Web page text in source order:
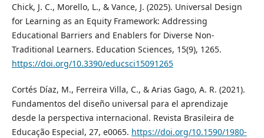
Chick, J. C., Morello, L., & Vance, J. (2025). Universal Design
for Learning as an Equity Framework: Addressing
Educational Barriers and Enablers for Diverse Non-
Traditional Learners. Education Sciences, 15(9), 1265.
https://doi.org/10.3390/educsci15091265
Cortés Díaz, M., Ferreira Villa, C., & Arias Gago, A. R. (2021).
Fundamentos del diseño universal para el aprendizaje
desde la perspectiva internacional. Revista Brasileira de
Educação Especial, 27, e0065. https://doi.org/10.1590/1980-